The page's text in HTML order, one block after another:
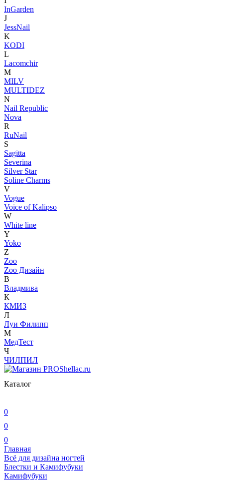
InGarden
J
JessNail
K
KODI
L
Lacomchir
M
MILV
MULTIDEZ
N
Nail Republic
Nova
R
RuNail
S
Sagitta
Severina
Silver Star
Soline Charms
V
Vogue
Voice of Kalipso
W
White line
Y
Yoko
Z
Zoo
Zoo Дизайн
В
Владмива
К
КМИЗ
Л
Луи Филипп
М
МедТест
Ч
ЧИЛПИЛ
Каталог
0
0
0
Главная
Всё для дизайна ногтей
Блестки и Камифубуки
Камифубуки